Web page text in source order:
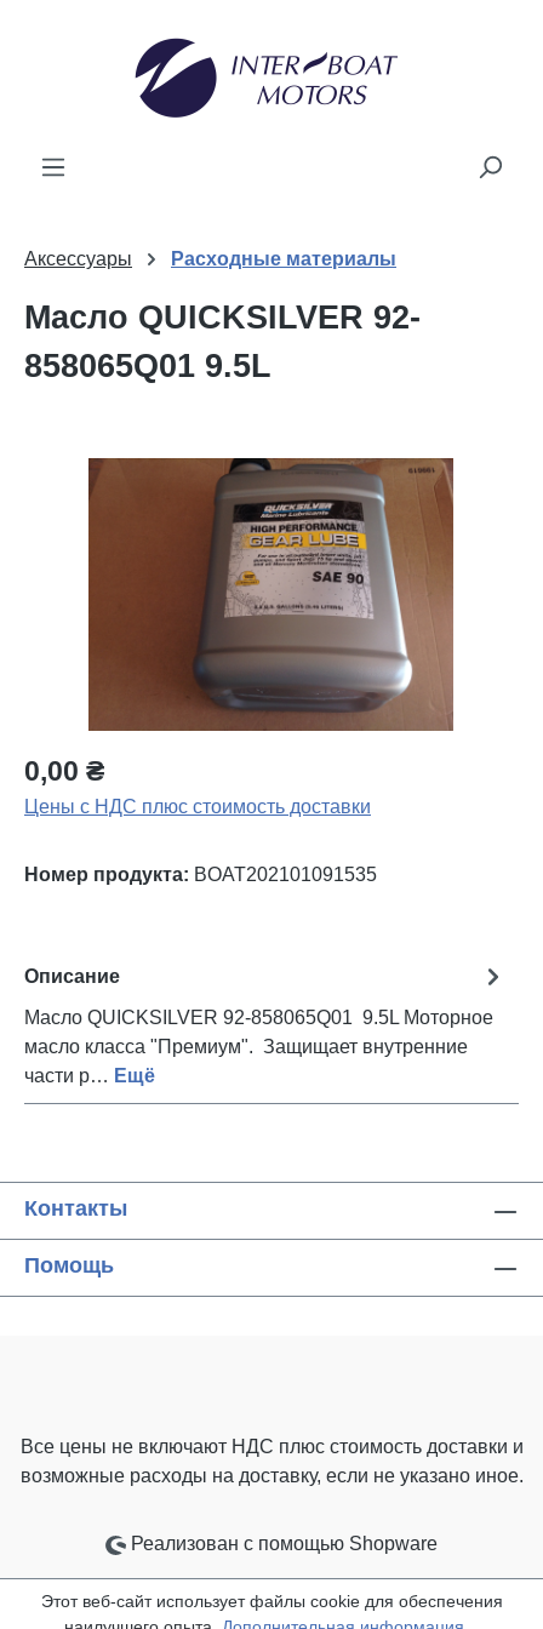
Аксессуары Расходные материалы
Масло QUICKSILVER 92-
858065Q01 9.5L
Пропустить галерею изображений
0,00 ₴
Цены с НДС плюс стоимость доставки
Номер продукта: BOAT202101091535
Описание
Масло QUICKSILVER 92-858065Q01 9.5L Моторное
масло класса "Премиум". Защищает внутренние
части р… Ещё
Контакты
Помощь
Все цены не включают НДС плюс стоимость доставки и
возможные расходы на доставку, если не указано иное.
Реализован с помощью Shopware
Этот веб-сайт использует файлы cookie для обеспечения